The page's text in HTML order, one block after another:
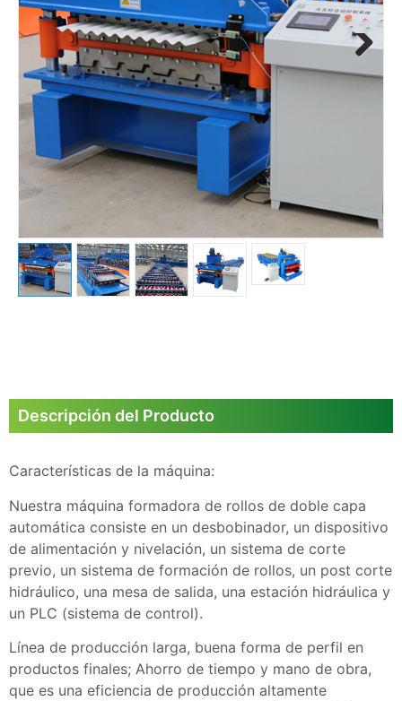
Previous Next
Descripción del Producto
Características de la máquina:
Nuestra máquina formadora de rollos de doble capa
automática consiste en un desbobinador, un dispositivo
de alimentación y nivelación, un sistema de corte
previo, un sistema de formación de rollos, un post corte
hidráulico, una mesa de salida, una estación hidráulica y
un PLC (sistema de control).
Línea de producción larga, buena forma de perfil en
productos finales; Ahorro de tiempo y mano de obra,
que es una eficiencia de producción altamente